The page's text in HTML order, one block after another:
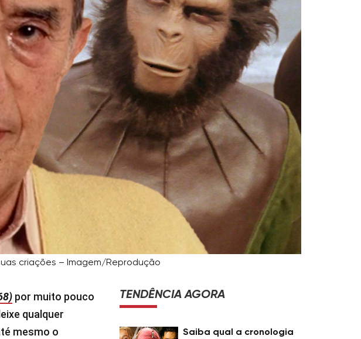
criações – Imagem/Reprodução
por muito pouco
qualquer
mesmo o
TENDÊNCIA AGORA
Saiba qual a cronologia